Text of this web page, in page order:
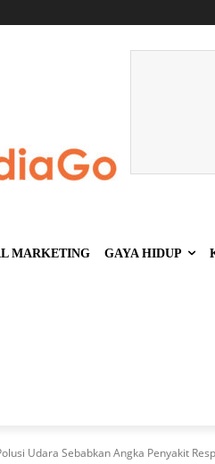
MARKETING GAYA HIDUP
Udara Sebabkan Angka Penyakit